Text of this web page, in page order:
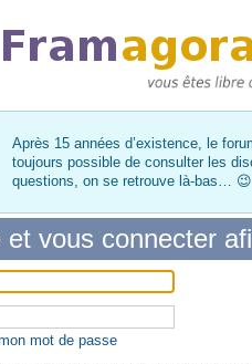
Après 15 années d’existence, le
toujours possible de consulter les
questions, on se retrouve là-bas… 😉
vous connecter
mot de passe